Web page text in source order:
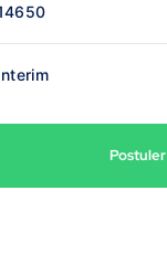
Postuler